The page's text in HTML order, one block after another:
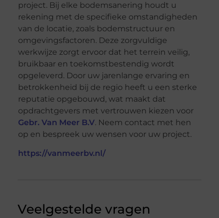
project. Bij elke bodemsanering houdt u
rekening met de specifieke omstandigheden
van de locatie, zoals bodemstructuur en
omgevingsfactoren. Deze zorgvuldige
werkwijze zorgt ervoor dat het terrein veilig,
bruikbaar en toekomstbestendig wordt
opgeleverd. Door uw jarenlange ervaring en
betrokkenheid bij de regio heeft u een sterke
reputatie opgebouwd, wat maakt dat
opdrachtgevers met vertrouwen kiezen voor
Gebr. Van Meer B.V. Neem contact met hen
op en bespreek uw wensen voor uw project.
https://vanmeerbv.nl/
Veelgestelde vragen